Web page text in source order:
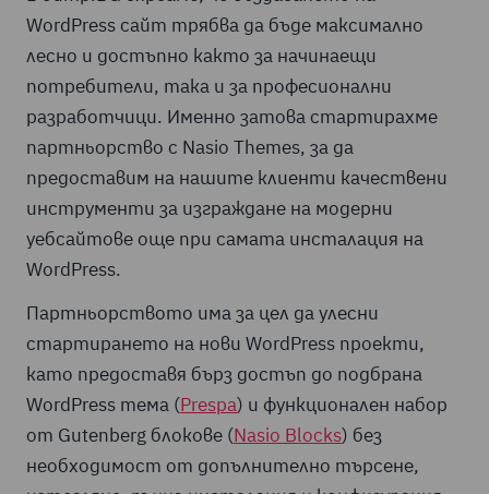
WordPress сайт трябва да бъде максимално
лесно и достъпно както за начинаещи
потребители, така и за професионални
разработчици. Именно затова стартирахме
партньорство с Nasio Themes, за да
предоставим на нашите клиенти качествени
инструменти за изграждане на модерни
уебсайтове още при самата инсталация на
WordPress.
Партньорството има за цел да улесни
стартирането на нови WordPress проекти,
като предоставя бърз достъп до подбрана
WordPress тема (Prespa) и функционален набор
от Gutenberg блокове (Nasio Blocks) без
необходимост от допълнително търсене,